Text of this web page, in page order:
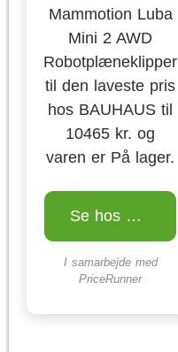
Mammotion Luba
Mini 2 AWD
Robotplæneklipper
til den laveste pris
hos BAUHAUS til
10465 kr. og
varen er På lager.
Se hos BAUHAUS
I samarbejde med
PriceRunner